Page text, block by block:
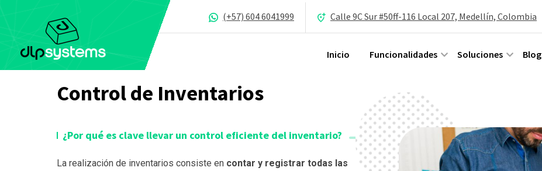
(+57) 604 6041999 Calle 9C Sur #50ff-116 Local 207, Medellín, Colombia
Inicio Funcionalidades Soluciones Blog
Control de Inventarios
¿Por qué es clave llevar un control eficiente del inventario?
La realización de inventarios consiste en contar y registrar todas las